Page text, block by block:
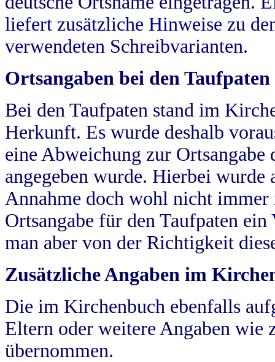
liefert zusätzliche Hinweise zu
verwendeten Schreibvarianten.
Ortsangaben bei den Taufpaten
Bei den Taufpaten stand im
Herkunft. Es wurde deshalb
eine Abweichung zur
angegeben wurde. Hierbei wurde
Annahme doch wohl nicht
Ortsangabe für den Taufpaten
man aber von der Richtigkeit
Zusätzliche Angaben im
Die im Kirchenbuch ebenfalls
Eltern oder weitere Angaben wie
übernommen.